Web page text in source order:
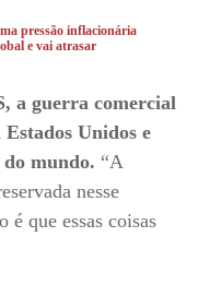
pressão inflacionária
e vai atrasar
a guerra comercial
Unidos e
do mundo. “A
nesse
que essas coisas